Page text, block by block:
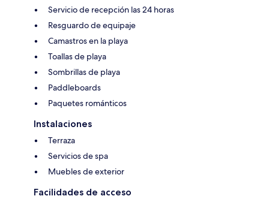
Servicio de recepción las 24 horas
Resguardo de equipaje
Camastros en la playa
Toallas de playa
Sombrillas de playa
Paddleboards
Paquetes románticos
Instalaciones
Terraza
Servicios de spa
Muebles de exterior
Facilidades de acceso